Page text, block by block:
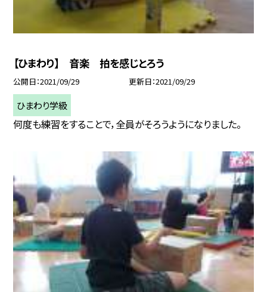
【ひまわり】 音楽 拍を感じとろう
公開日 2021/09/29 更新日 2021/09/29
ひまわり学級
何度も練習をすることで，全員がそろうようになりました。